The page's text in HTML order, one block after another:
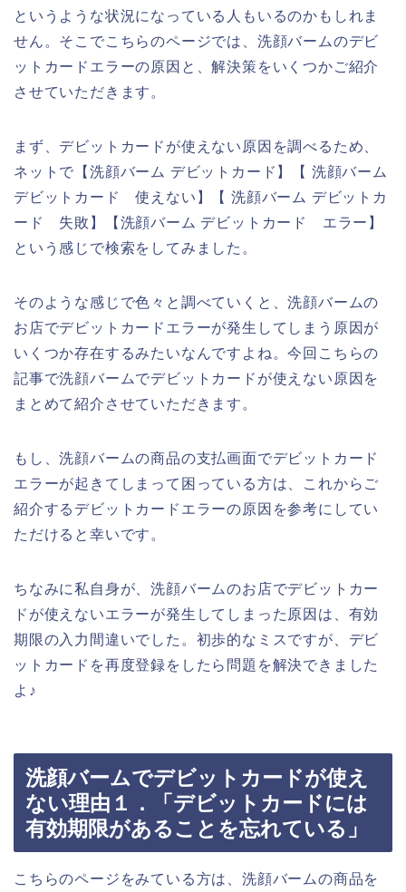
というような状況になっている人もいるのかもしれま
せん。そこでこちらのページでは、洗顔バームのデビ
ットカードエラーの原因と、解決策をいくつかご紹介
させていただきます。
まず、デビットカードが使えない原因を調べるため、
ネットで【洗顔バーム デビットカード】【 洗顔バーム
デビットカード 使えない】【 洗顔バーム デビットカ
ード 失敗】【洗顔バーム デビットカード エラー】
という感じで検索をしてみました。
そのような感じで色々と調べていくと、洗顔バームの
お店でデビットカードエラーが発生してしまう原因が
いくつか存在するみたいなんですよね。今回こちらの
記事で洗顔バームでデビットカードが使えない原因を
まとめて紹介させていただきます。
もし、洗顔バームの商品の支払画面でデビットカード
エラーが起きてしまって困っている方は、これからご
紹介するデビットカードエラーの原因を参考にしてい
ただけると幸いです。
ちなみに私自身が、洗顔バームのお店でデビットカー
ドが使えないエラーが発生してしまった原因は、有効
期限の入力間違いでした。初歩的なミスですが、デビ
ットカードを再度登録をしたら問題を解決できました
よ♪
洗顔バームでデビットカードが使え
ない理由１．「デビットカードには
有効期限があることを忘れている」
こちらのページをみている方は、洗顔バームの商品を